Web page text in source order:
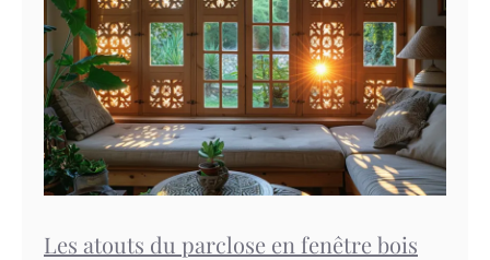
Les atouts du parclose en fenêtre bois